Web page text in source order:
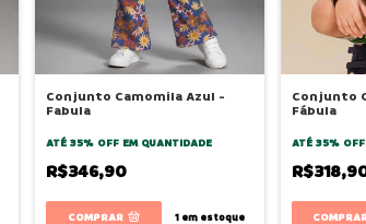
Conjunto Camomila Azul -
Fabula
ATÉ 35% OFF EM QUANTIDADE
R$346,90
COMPRAR 1em estoque
Conjunto
Fábula
ATÉ 35% OFF